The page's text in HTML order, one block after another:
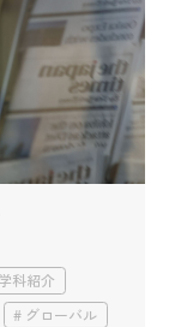
学科紹介
グローバル